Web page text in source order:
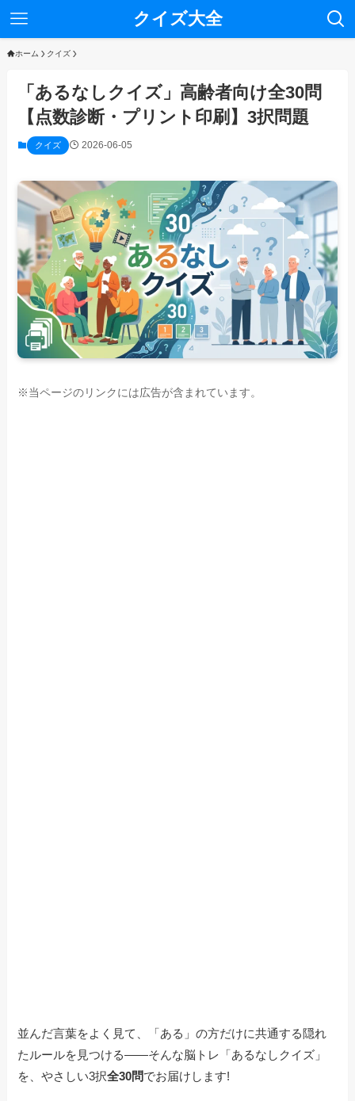
クイズ大全
ホーム クイズ
「あるなしクイズ」高齢者向け全30問
【点数診断・プリント印刷】3択問題
クイズ 2026-06-05
※当ページのリンクには広告が含まれています。
並んだ言葉をよく見て、「ある」の方だけに共通する隠れ
たルールを見つける——そんな脳トレ「あるなしクイズ」
を、やさしい3択全30問でお届けします!